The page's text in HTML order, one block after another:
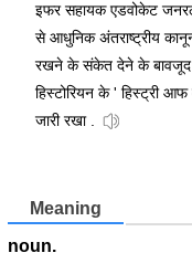
इफर सहायक एडवोकेट
से आधुनिक अंतराष्ट्रीय
रखने के संकेत देने के बावजूद
हिस्टोरियन के ' हिस्ट्री
जारी रखा .
Meaning
noun.